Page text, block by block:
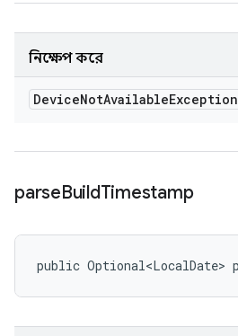
নিক্ষেপ করে
DeviceNotAvailableException
parseBuildTimestamp
public Optional<LocalDate>